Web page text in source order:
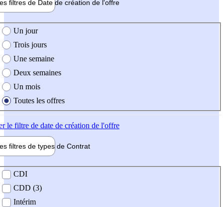
filtres de Date de création de l'offre
création de l'offre
Un jour
Trois jours
Une semaine
Deux semaines
Un mois
Toutes les offres
le filtre de date de création de l'offre
filtres de types de Contrat
contrat
CDI
CDD (3)
Intérim